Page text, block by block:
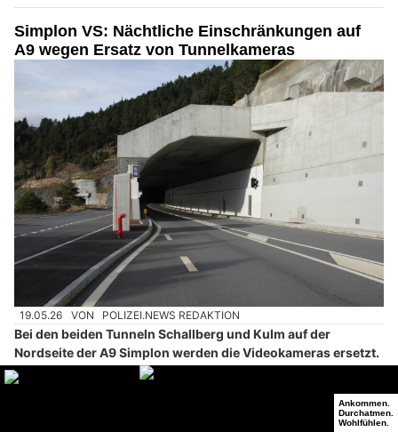
Simplon VS: Nächtliche Einschränkungen auf
A9 wegen Ersatz von Tunnelkameras
19.05.26 VON POLIZEI.NEWS REDAKTION
Bei den beiden Tunneln Schallberg und Kulm auf der
Nordseite der A9 Simplon werden die Videokameras ersetzt.
Dafür wird der Verkehr nachts einspurig geführt.